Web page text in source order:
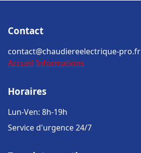
Contact
contact@chaudiereelectrique-pro.fr
Accueil Informations
Horaires
Lun-Ven: 8h-19h
Service d'urgence 24/7